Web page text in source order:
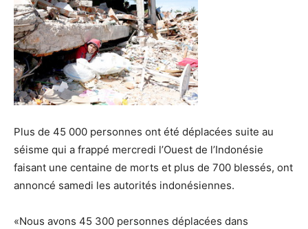
Plus de 45 000 personnes ont été déplacées suite au
séisme qui a frappé mercredi l’Ouest de l’Indonésie
faisant une centaine de morts et plus de 700 blessés, ont
annoncé samedi les autorités indonésiennes.
«Nous avons 45 300 personnes déplacées dans